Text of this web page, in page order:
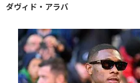
ダヴィド・アラバ